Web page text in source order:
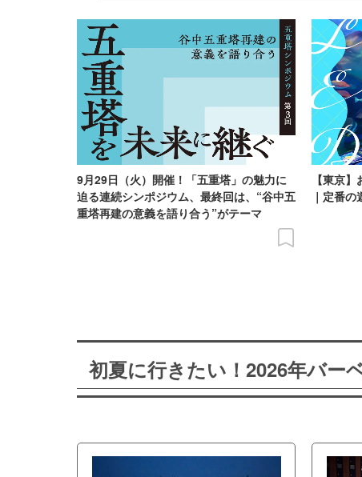
9月29日（火）開催！「五重塔」の魅力に
迫る連続シンポジウム、最終回は、“谷中五
重塔再建の意義を語り合う”がテーマ
【東京
｜定番
初夏に行きたい！2026年バー